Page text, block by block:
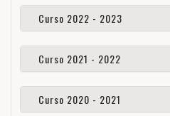
Curso 2022 - 2023
Curso 2021 - 2022
Curso 2020 - 2021